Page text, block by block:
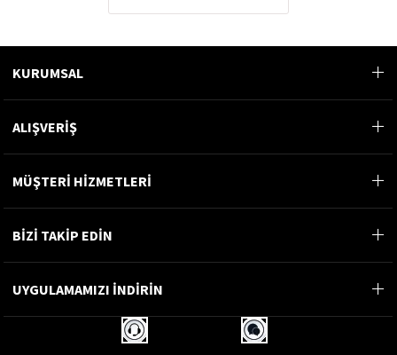
KURUMSAL
ALIŞVERİŞ
MÜŞTERİ HİZMETLERİ
BİZİ TAKİP EDİN
UYGULAMAMIZI İNDİRİN